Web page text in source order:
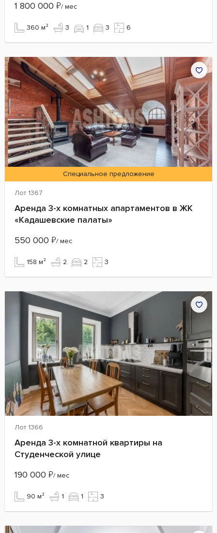
1 800 000 ₽/ мес
360 м² 3 1 3 6
Специальное предложение
Лот 1367
Аренда 3-х комнатных апартаментов в ЖК
«Кадашевские палаты»
550 000 ₽/ мес
158 м² 2 2 3
Лот 1366
Аренда 3-х комнатной квартиры на
Студенческой улице
190 000 ₽/ мес
90 м² 1 1 3